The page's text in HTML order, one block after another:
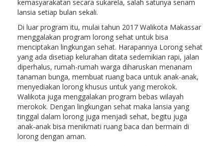
kemasyarakatan secara sukarela, salah satunya senam
lansia setiap bulan sekali.
Di luar program itu, mulai tahun 2017 Walikota Makassar
menggalakan program lorong sehat untuk bisa
menciptakan lingkungan sehat. Harapannya Lorong sehat
yang ada disetiap kelurahan ditata sedemikian rapi, jalan
diperhalus, rumah-rumah warga diharuskan menanam
tanaman bunga, membuat ruang baca untuk anak-anak,
menyediakan lorong khusus untuk yang merokok.
Walikota juga menggalakan program bebas wilayah
merokok. Dengan lingkungan sehat maka lansia yang
tinggal dalam lorong juga menjadi sehat, begitu juga
anak-anak bisa menikmati ruang baca dan bermain di
lorong dengan aman.